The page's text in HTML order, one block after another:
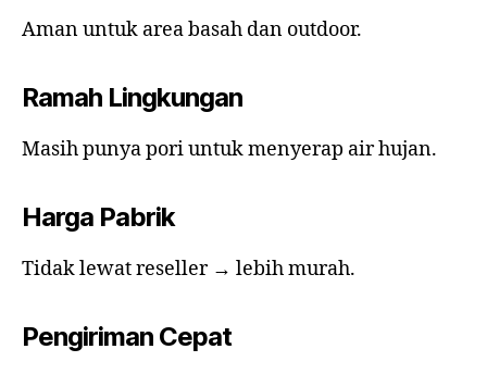
Aman untuk area basah dan outdoor.
Ramah Lingkungan
Masih punya pori untuk menyerap air hujan.
Harga Pabrik
Tidak lewat reseller → lebih murah.
Pengiriman Cepat